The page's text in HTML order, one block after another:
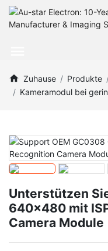
Zuhause Produkte
Kameramodul bei
Unterstützen
640x480 mit
Camera Module